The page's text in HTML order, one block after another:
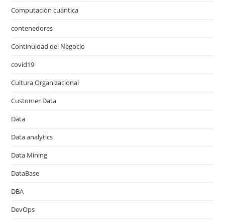
Computación cuántica
contenedores
Continuidad del Negocio
covid19
Cultura Organizacional
Customer Data
Data
Data analytics
Data Mining
DataBase
DBA
DevOps